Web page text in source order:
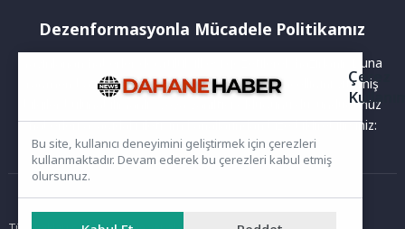
Dezenformasyonla Mücadele Politikamız
Yayınlanan haberler doğruluk ilkesi gözetilerek hazırlanır. Buna
rağmen bazı içeriklerde eksik, hatalı veya güncelliğini yitirmiş
bilgiler bulunabilir.Yanlış veya yanıltıcı olduğunu düşündüğünüz
haberleri aşağıdaki iletişim kanallarından bize bildirebilirsiniz:
Ana Sayfa
Çerez
Bu site, kullanıcı deneyimini geliştirmek için çerezleri
kullanmaktadır. Devam ederek bu çerezleri kabul etmiş
olursunuz.